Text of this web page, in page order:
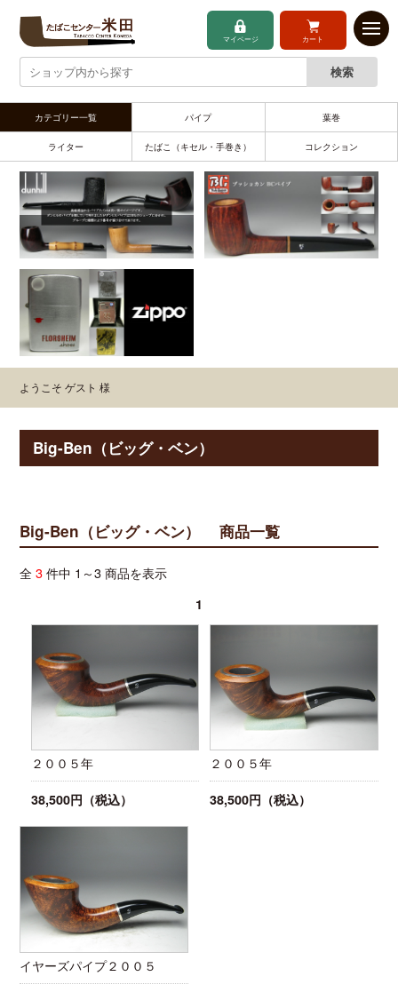
マイページ カート
カテゴリー一覧 パイプ 葉巻
ライター たばこ（キセル・手巻き） コレクション
ようこそ ゲスト 様
Big-Ben（ビッグ・ベン）
Big-Ben（ビッグ・ベン） 商品一覧
全3件中 1～3 商品を表示
1
２００５年
38,500円（税込）
２００５年
38,500円（税込）
イヤーズパイプ２００５